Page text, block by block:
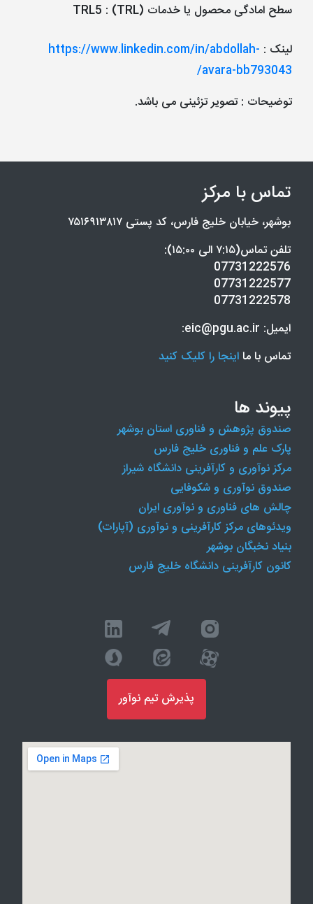
سطح امادگی محصول یا خدمات (TRL) :
TRL5
لینک :
https://www.linkedin.com/in/abdollah-
avara-bb793043/
توضیحات : تصویر تزئینی می باشد.
تماس با مرکز
بوشهر، خیابان خلیج فارس، کد پستی ۷۵۱۶۹۱۳۸۱۷
تلفن تماس(۷:۱۵ الی ۱۵:۰۰):
07731222576
07731222577
07731222578
ایمیل: eic@pgu.ac.ir:
تماس با ما اینجا را کلیک کنید
پیوند ها
صندوق پژوهش و فناوری استان بوشهر
پارک علم و فناوری خلیج فارس
مرکز نوآوری و کارآفرینی دانشگاه شیراز
صندوق نوآوری و شکوفایی
چالش های فناوری و نوآوری ایران
ویدئوهای مرکز کارآفرینی و نوآوری (آپارات)
بنیاد نخبگان بوشهر
کانون کارآفرینی دانشگاه خلیج فارس
پذیرش تیم نوآور